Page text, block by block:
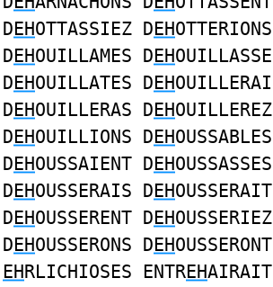
DEHOTTASSIEZ DEHOTTERIONS
DEHOUILLAMES DEHOUILLASSE
DEHOUILLATES DEHOUILLERAI
DEHOUILLERAS DEHOUILLEREZ
DEHOUILLIONS DEHOUSSABLES
DEHOUSSAIENT DEHOUSSASSES
DEHOUSSERAIS DEHOUSSERAIT
DEHOUSSERENT DEHOUSSERIEZ
DEHOUSSERONS DEHOUSSERONT
EHRLICHIOSES ENTREHAIRAIT